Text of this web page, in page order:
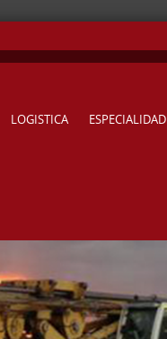
LOGISTICA ESPECIALIDAD